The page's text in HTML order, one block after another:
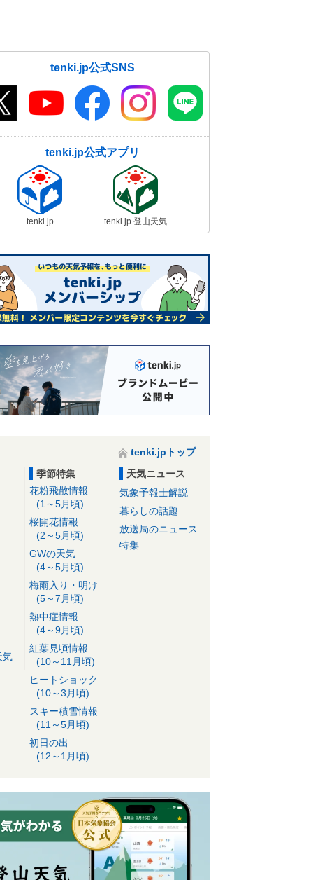
tenki.jp公式SNS
tenki.jp公式アプリ
tenki.jp tenki.jp 登山天気
tenki.jpトップ
気
季節特集
花粉飛散情報
(1～5月頃)
桜開花情報
(2～5月頃)
GWの天気
(4～5月頃)
梅雨入り・明け
(5～7月頃)
熱中症情報
(4～9月頃)
紅葉見頃情報
(10～11月頃)
ヒートショック
(10～3月頃)
スキー積雪情報
(11～5月頃)
初日の出
(12～1月頃)
天気ニュース
気象予報士解説
暮らしの話題
放送局のニュース
特集